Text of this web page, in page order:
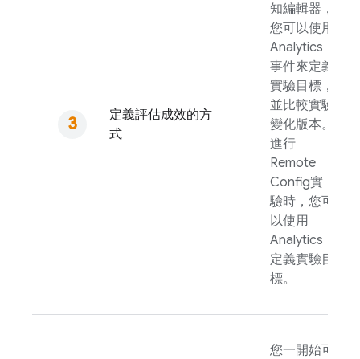
定義評估成效的方
式
知編輯器，
您可以使用
Analytics
事件來定義
實驗目標，
並比較實驗
變化版本。
進行
Remote
Config實
驗時，您可
以使用
Analytics
定義實驗目
標。
您一開始可